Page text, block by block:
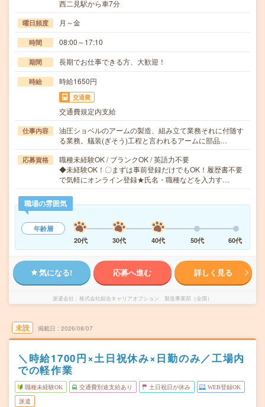
西二見駅から車7分
曜日頻度 月～金
時間 08:00～17:10
期間 長期でお仕事できる方、大歓迎！
時給 時給1650円
交通費
交通費規定内支給
仕事内容
油圧ショベルのアームの製造、組み立て業務それに付随す
る業務。艤装(ぎそう)工程と言われるアームに部品…
応募資格
職種未経験OK / ブランクOK / 英語力不要
◆未経験OK！〇まずは事前登録だけでもOK！履歴書不要
で気軽にオンライン登録★氏名・職種などを入力す…
職場の雰囲気
年齢層
20代
30代 40代 50代 60代
気になる! 応募へ進む 詳しく見る
派遣会社 株式会社綜合キャリアオプション 製造事業部（全国）
未読 掲載日 2026/08/07
＼時給1700円×土日祝休み×日勤のみ／工場内
での軽作業
職種未経験OK 交通費別途支給あり 土日祝日が休み WEB登録OK
派遣